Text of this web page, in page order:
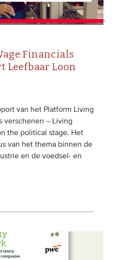
Financials
Leefbaar Loon
van het Platform Living
verschenen – Living
the political stage. Het
van het thema binnen de
en de voedsel- en